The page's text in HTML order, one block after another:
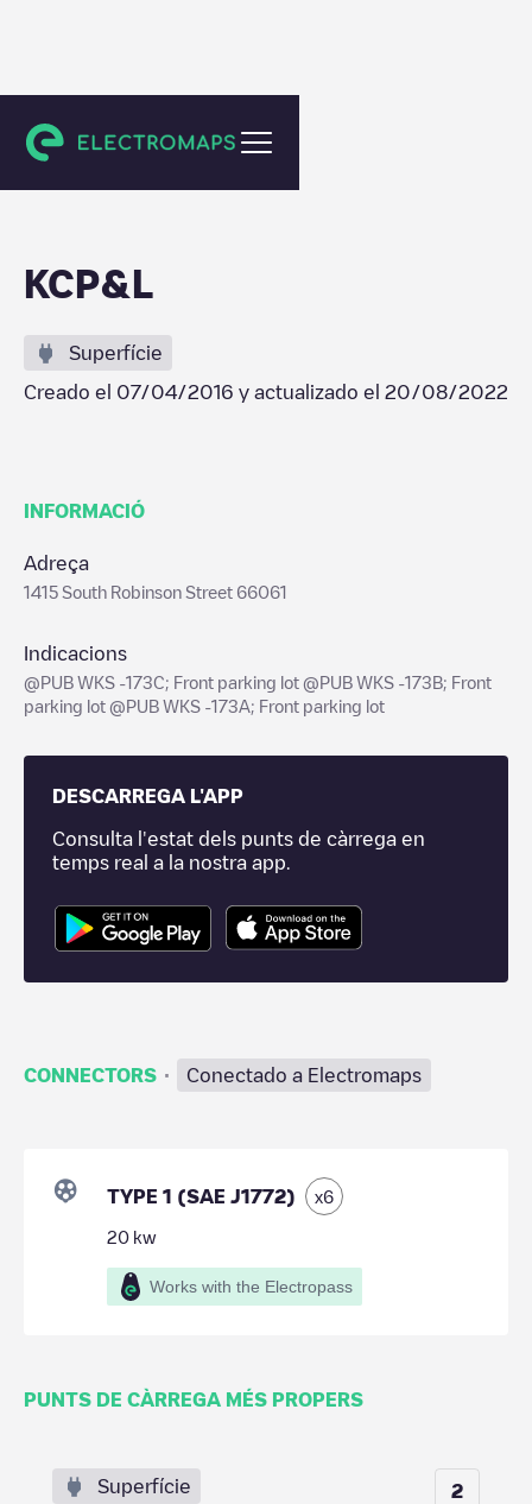
Olathe
KCP&L
Superfície
Creado el 07/04/2016 y actualizado el 20/08/2022
INFORMACIÓ
Adreça
1415 South Robinson Street 66061
Indicacions
@PUB WKS -173C; Front parking lot @PUB WKS -173B; Front
parking lot @PUB WKS -173A; Front parking lot
DESCARREGA L'APP
Consulta l'estat dels punts de càrrega en
temps real a la nostra app.
CONNECTORS · Conectado a Electromaps
TYPE 1 (SAE J1772) x6
20 kw
Works with the Electropass
PUNTS DE CÀRREGA MÉS PROPERS
Superfície 2